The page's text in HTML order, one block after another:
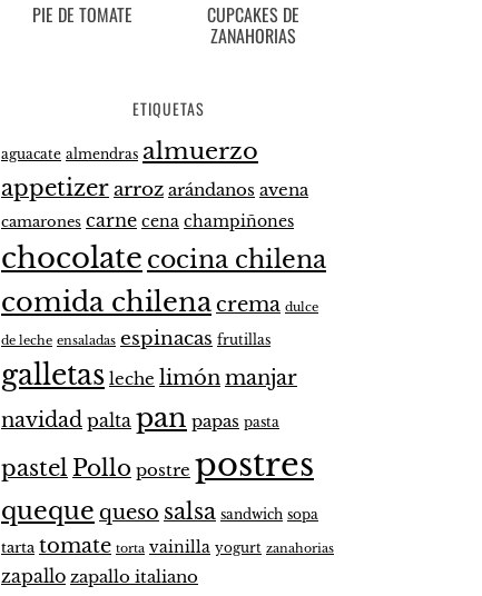
PIE DE TOMATE CUPCAKES DE
ZANAHORIAS
ETIQUETAS
aguacate almendras almuerzo
appetizerarroz arándanos avena
camarones carne cena champiñones
chocolate cocina chilena
comida chilenacrema dulce
de leche ensaladas espinacas frutillas
galletas leche limónmanjar
navidad palta pan papas pasta
pastel Pollo postre postres
queque queso salsa sandwich sopa
tarta tomate torta vainilla yogurt zanahorias
zapallo zapallo italiano